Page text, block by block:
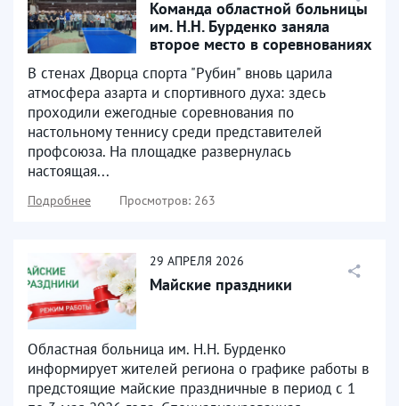
Команда областной больницы
им. Н.Н. Бурденко заняла
второе место в соревнованиях
по настольному...
В стенах Дворца спорта "Рубин" вновь царила
атмосфера азарта и спортивного духа: здесь
проходили ежегодные соревнования по
настольному теннису среди представителей
профсоюза. На площадке развернулась
настоящая...
Подробнее Просмотров: 263
29 АПРЕЛЯ 2026
Майские праздники
Областная больница им. Н.Н. Бурденко
информирует жителей региона о графике работы в
предстоящие майские праздничные в период с 1